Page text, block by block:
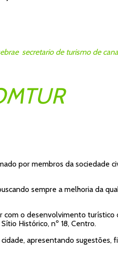
, secretario de turismo de
por membros da sociedade
sempre a melhoria da
o desenvolvimento turístico
Histórico, nº 18, Centro.
apresentando sugestões,